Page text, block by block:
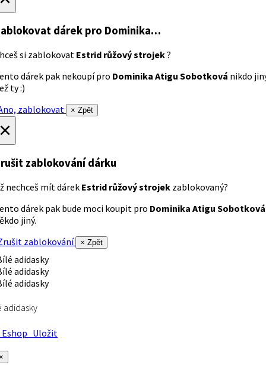
dárek pro Dominika…
si zablokovat Estrid růžový strojek?
dárek pak nekoupí pro Dominika Atigu Sobotková nikdo
ty :)
zablokovat
× Zpět
zablokování dárku
nechceš mít dárek Estrid růžový strojek zablokovaný?
dárek pak bude moci koupit pro Dominika Atigu Sobotková
jiný.
zablokování
× Zpět
adidasky
Uložit